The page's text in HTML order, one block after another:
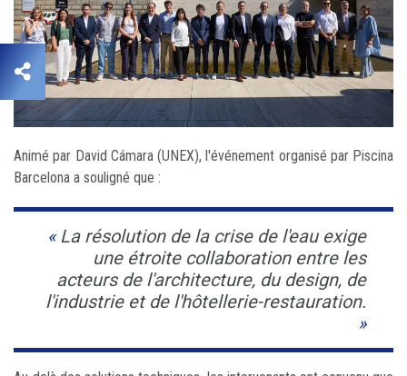
Animé par David Cámara (UNEX), l'événement organisé par Piscina
Barcelona a souligné que :
La résolution de la crise de l'eau exige
une étroite collaboration entre les
acteurs de l'architecture, du design, de
l'industrie et de l'hôtellerie-restauration.